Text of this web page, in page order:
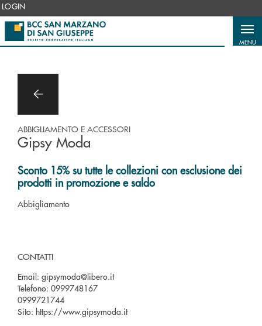
Salta al contenuto principale
LOGIN
MENU
ABBIGLIAMENTO E ACCESSORI
Gipsy Moda
Sconto 15% su tutte le collezioni con esclusione dei
prodotti in promozione e saldo
Abbigliamento
CONTATTI
Email: gipsymoda@libero.it
Telefono: 0999748167
0999721744
Sito: https://www.gipsymoda.it